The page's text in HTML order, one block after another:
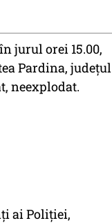
jurul orei 15.00,
Pardina, județul
neexplodat.
ai Poliției,